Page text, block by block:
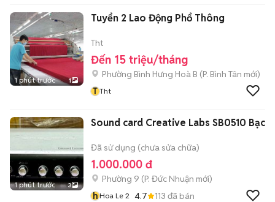
1 phút trước 1
Tuyển 2 Lao Động Phổ Thông
Tht
Đến 15 triệu/tháng
Phường Bình Hưng Hoà B (P. Bình Tân mới)
T Tht
1 phút trước 3
Sound card Creative Labs SB0510 Bạc
Đã sử dụng (chưa sửa chữa)
1.000.000 đ
Phường 9 (P. Đức Nhuận mới)
hHoa Le 2 4.7 113 đã bán